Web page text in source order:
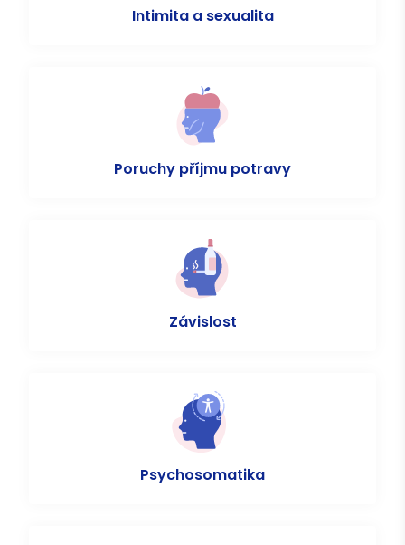
Intimita a sexualita
Poruchy příjmu potravy
Závislost
Psychosomatika